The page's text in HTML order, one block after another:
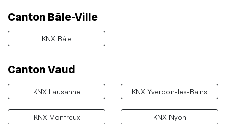
Canton Bâle-Ville
KNX Bâle
Canton Vaud
KNX Lausanne KNX Yverdon-les-Bains
KNX Montreux KNX Nyon